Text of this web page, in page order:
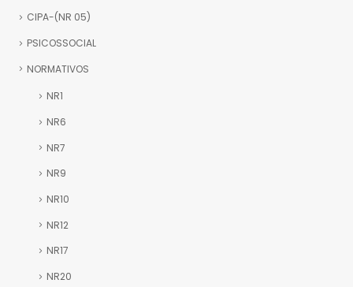
CIPA-(NR 05)
PSICOSSOCIAL
NORMATIVOS
NR1
NR6
NR7
NR9
NR10
NR12
NR17
NR20